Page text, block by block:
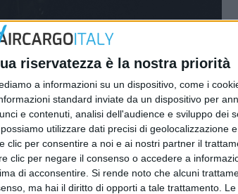
riservatezza è la nostra priorità
a informazioni su un dispositivo, come i
standard inviate da un dispositivo per
e contenuti, analisi dell'audience e sviluppo dei
utilizzare dati precisi di geolocalizzazione
clic per consentire a noi e ai nostri partner il
clic per negare il consenso o accedere a
di acconsentire. Si rende noto che alcuni
ma hai il diritto di opporti a tale trattamento.